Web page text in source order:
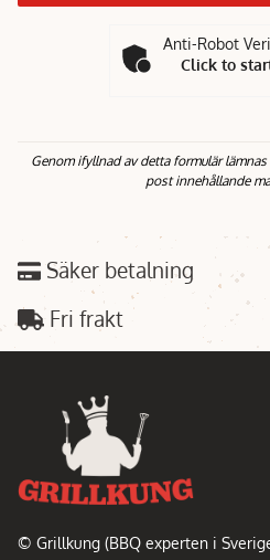
Anti-Robot
Click to
Genom ifyllnad av detta formulär
post innehållande
Säker betalning
Fri frakt
© Grillkung (BBQ experten i